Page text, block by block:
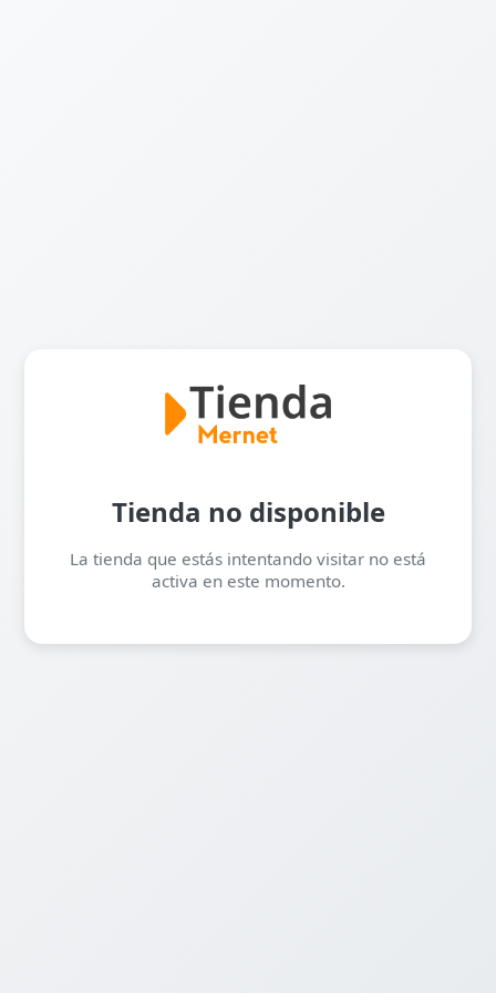
Tienda no disponible
La tienda que estás intentando visitar no está
activa en este momento.